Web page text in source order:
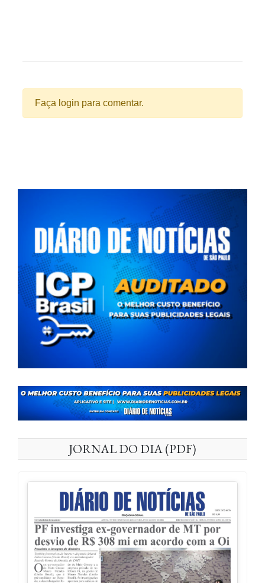
Faça login para comentar.
JORNAL DO DIA (PDF)